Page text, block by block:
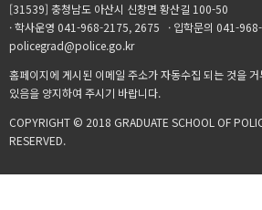
[31539] 충청남도 아산시 신창면 황산길 100-50
· 학사운영 041-968-2175, 2675 · 입학문의 041-
policegrad@police.go.kr
홈페이지에 게시된 이메일 주소가 자동수집 되는 것을
있음을 양지하여 주시기 바랍니다.
COPYRIGHT © 2018 GRADUATE SCHOOL OF
RESERVED.